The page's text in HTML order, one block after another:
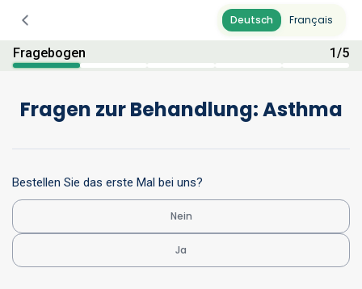
Deutsch Français
Fragebogen 1/5
Fragen zur Behandlung: Asthma
Bestellen Sie das erste Mal bei uns?
Nein
Ja